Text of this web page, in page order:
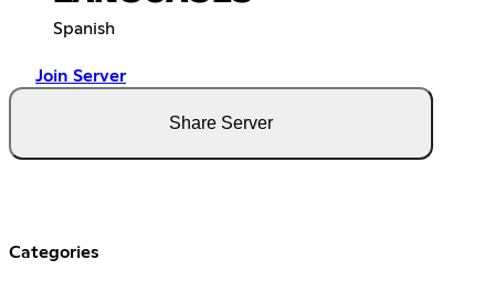
Spanish
Join Server
Share Server
Categories